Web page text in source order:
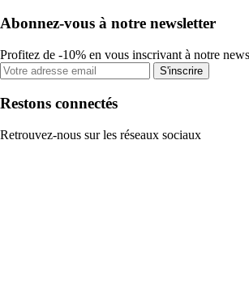
Abonnez-vous à notre newsletter
Profitez de -10% en vous inscrivant à notre
S'inscrire
Restons connectés
Retrouvez-nous sur les réseaux sociaux